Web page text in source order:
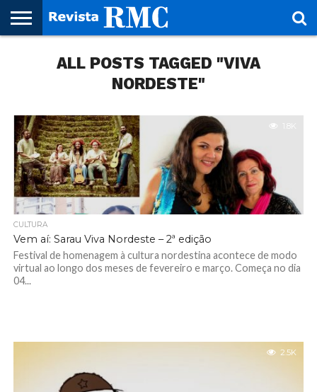
REVISTA
PROJETO
CULTURAL
RMC – 20
CIDADES
ARTE &
CULTURA
NOTÍCIAS
CORPORATIVAS
EDIÇÕES
ANTERIORES
PARCEIROS
CONOSCOALL POSTS TAGGED "VIVA
NORDESTE"
1.8K
CULTURA
Vem aí: Sarau Viva Nordeste – 2ª edição
Festival de homenagem à cultura nordestina acontece de modo
virtual ao longo dos meses de fevereiro e março. Começa no dia
04...
2.5K